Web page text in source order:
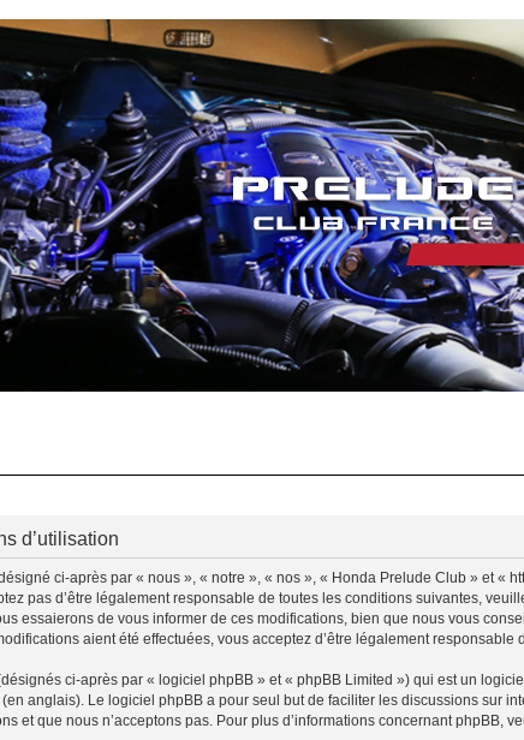
d’utilisation
ci-après par « nous », « notre », « nos », « Honda Prelude Club » et «
pas d’être légalement responsable de toutes les conditions suivantes,
essaierons de vous informer de ces modifications, bien que nous vous
aient été effectuées, vous acceptez d’être légalement responsable
ci-après par « logiciel phpBB » et « phpBB Limited ») qui est un
(en anglais). Le logiciel phpBB a pour seul but de faciliter les discussions sur
et que nous n’acceptons pas. Pour plus d’informations concernant phpBB,